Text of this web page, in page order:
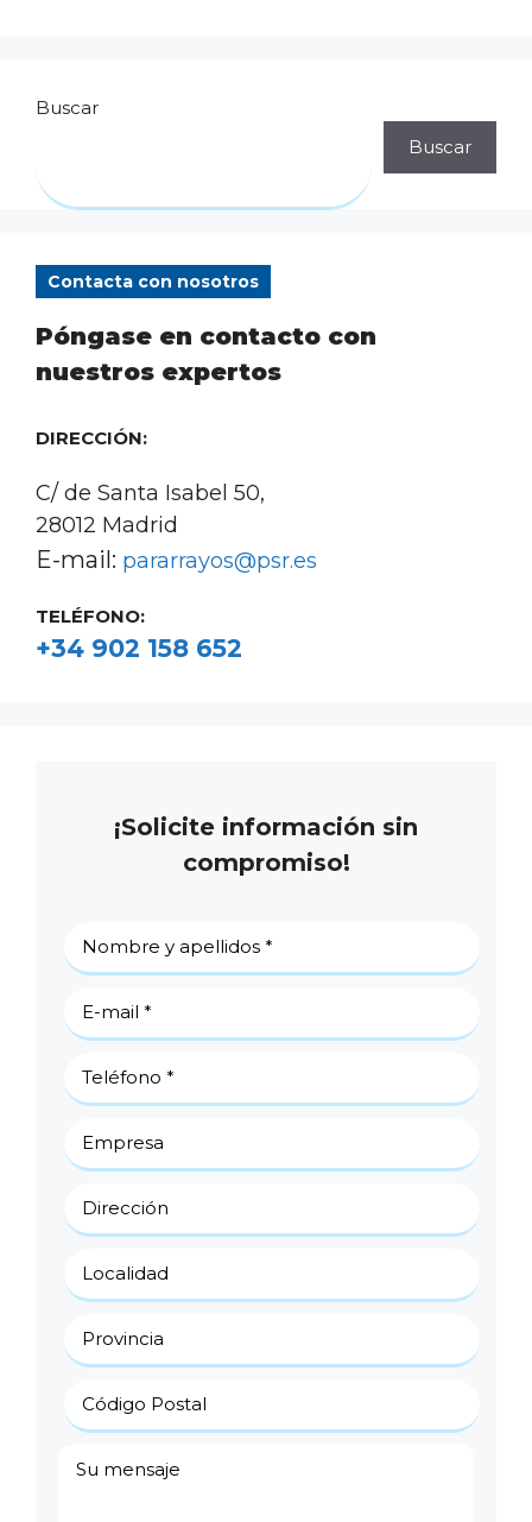
Buscar
Buscar
Contacta con nosotros
Póngase en contacto con
nuestros expertos
DIRECCIÓN:
C/ de Santa Isabel 50,
28012 Madrid
E-mail: pararrayos@psr.es
TELÉFONO:
+34 902 158 652
¡Solicite información sin
compromiso!